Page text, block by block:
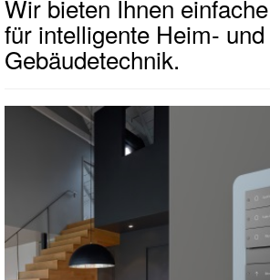
Wir bieten Ihnen
für intelligente Heim- und
Gebäudetechnik.